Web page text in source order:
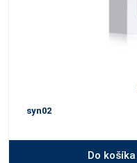
syn02
Do košíka